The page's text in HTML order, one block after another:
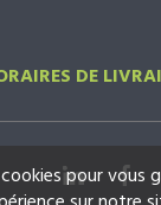
DE
pour vous